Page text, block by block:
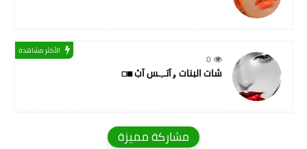
0
الأكثر مشاهدة
شات البنات ۅآتـ,ـس آبْ ◼◻
مشاركة مميزة